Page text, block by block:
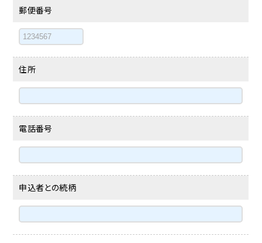
郵便番号
住所
電話番号
申込者との続柄